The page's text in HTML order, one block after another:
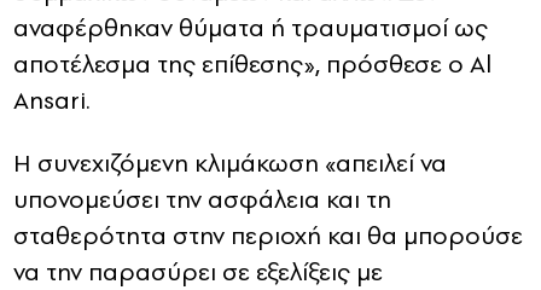
αναφέρθηκαν θύματα ή τραυματισμοί ως
αποτέλεσμα της επίθεσης», πρόσθεσε ο Al
Ansari.
Η συνεχιζόμενη κλιμάκωση «απειλεί να
υπονομεύσει την ασφάλεια και τη
σταθερότητα στην περιοχή και θα μπορούσε
να την παρασύρει σε εξελίξεις με